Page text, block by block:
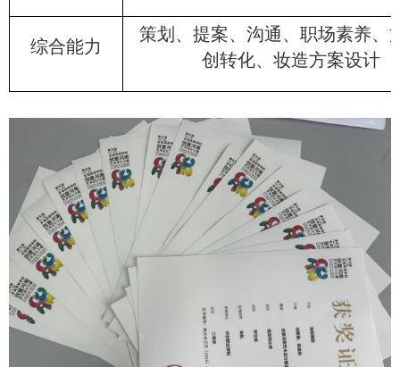
综合能力
策划、提案、沟通、职场素养、
创转化、妆造方案设计